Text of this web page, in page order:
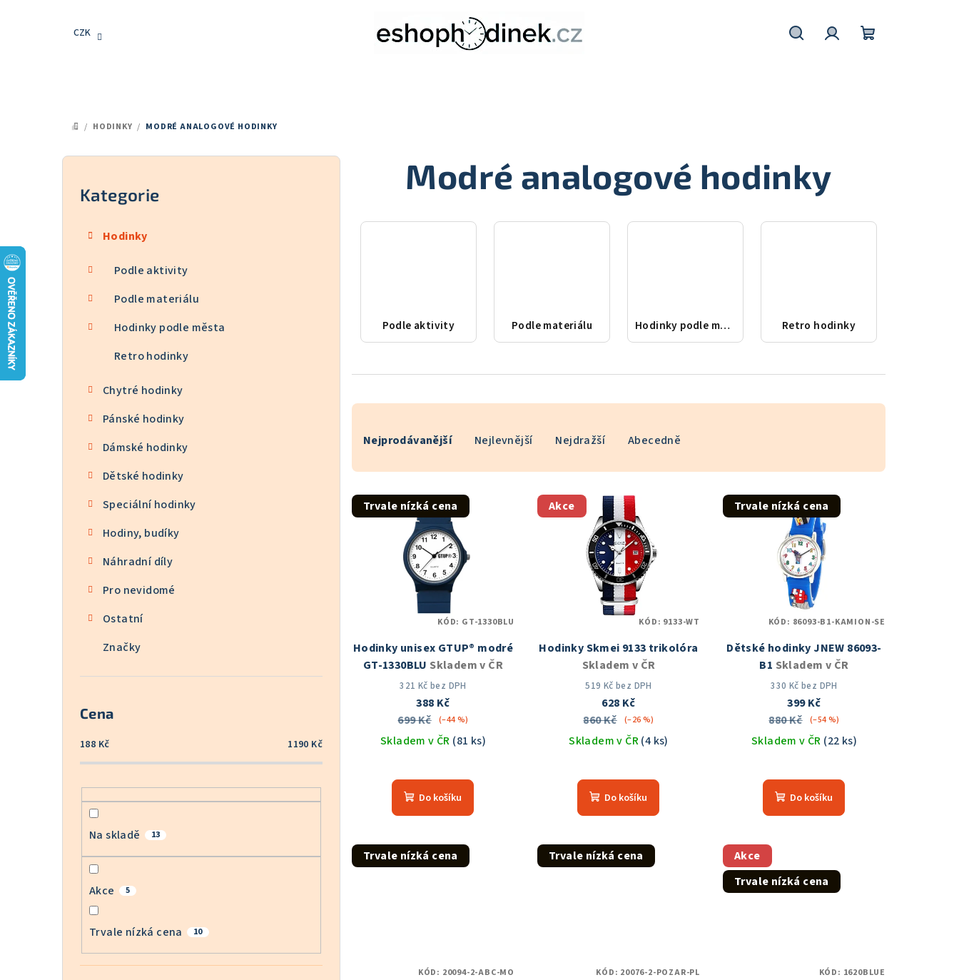
CZK
DOMŮ
/ HODINKY / MODRÉ ANALOGOVÉ HODINKY
P
Přeskočit
kategorie
Kategorie
Hodinky
Podle aktivity
Podle materiálu
Hodinky podle města
Retro hodinky
Chytré hodinky
Pánské hodinky
Dámské hodinky
Dětské hodinky
Speciální hodinky
Hodiny, budíky
Náhradní díly
Pro nevidomé
Ostatní
Značky
Cena
188 Kč 1190 Kč
Na skladě 13
Akce 5
Trvale nízká cena 10
Modré analogové hodinky
Podle aktivity Podle materiálu Hodinky podle města Retro hodinky
a
z
e
o
d
Nejprodávanější Nejlevnější Nejdražší Abecedně
V
ý
r
Trvale nízká cena
Hodinky unisex GTUP® modré
GT-1330BLU Skladem v ČR
321 Kč bez DPH
388 Kč
699 Kč
(–44 %)
Skladem v ČR (81 ks)
hodnocení
produktu
je
z
5
Do košíku
KÓD: GT-1330BLU
Akce
Hodinky Skmei 9133 trikolóra
Skladem v ČR
519 Kč bez DPH
628 Kč
860 Kč
(–26 %)
Skladem v ČR(4 ks)
hodnocení
produktu
je
z
5
Do košíku
KÓD: 9133-WT
Trvale nízká cena
Dětské hodinky JNEW 86093-
B1 Skladem v ČR
330 Kč bez DPH
399 Kč
880 Kč
(–54 %)
Skladem v ČR (22 ks)
hodnocení
produktu
je
5
hvězdiček.
Do košíku
KÓD: 86093-B1-KAMION-SE
Trvale nízká cena
KÓD: 20094-2-ABC-MO
Trvale nízká cena
KÓD: 20076-2-POZAR-PL
Akce
Trvale nízká cena
KÓD: 1620BLUE